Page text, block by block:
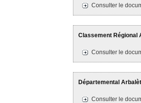
Consulter le
Classement Régional
Consulter le
Départemental
Consulter le